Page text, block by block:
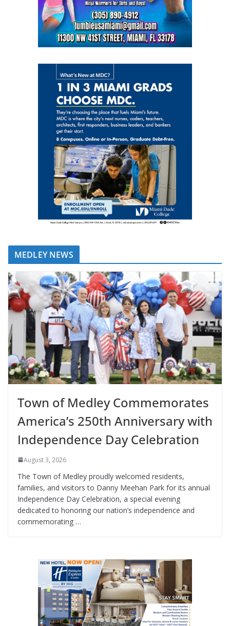
MEDLEY NEWS
Town of Medley Commemorates
America’s 250th Anniversary with
Independence Day Celebration
August 3, 2026
The Town of Medley proudly welcomed residents,
families, and visitors to Danny Meehan Park for its annual
Independence Day Celebration, a special evening
dedicated to honoring our nation’s independence and
commemorating …